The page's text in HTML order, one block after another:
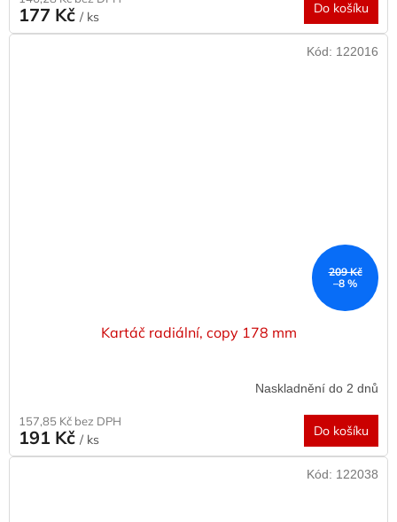
177 Kč / ks
Do košíku
209 Kč
–8 %
Kartáč radiální, copy 178 mm
Naskladnění do 2 dnů
157,85 Kč bez DPH
191 Kč / ks
Do košíku
Kód: 122016
Kód: 122038